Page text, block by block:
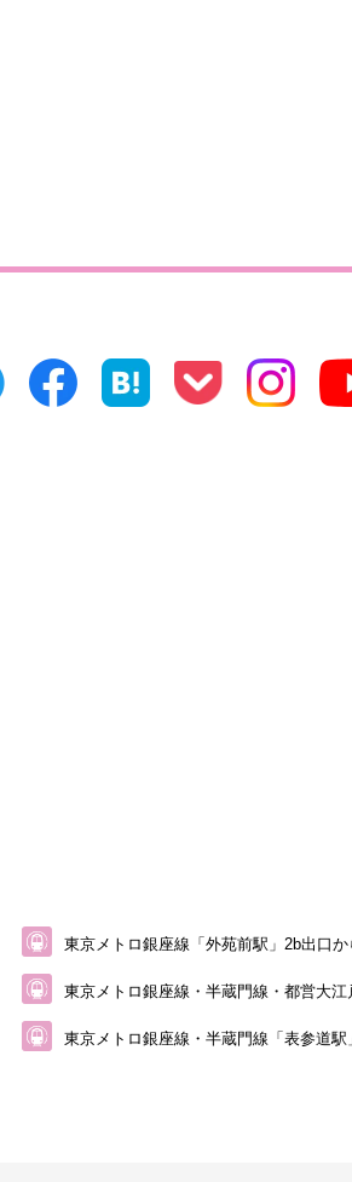
東京メトロ銀座線「外苑前駅」2b出口
東京メトロ銀座線・半蔵門線・都営大江
東京メトロ銀座線・半蔵門線「表参道駅